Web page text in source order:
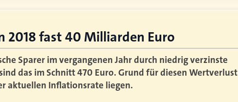
2018 fast 40 Milliarden Euro
Sparer im vergangenen Jahr durch niedrig verzinste
das im Schnitt 470 Euro. Grund für diesen Wertverlust
aktuellen Inflationsrate liegen.